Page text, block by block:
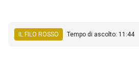
IL FILO ROSSO Tempo di ascolto: 11:44